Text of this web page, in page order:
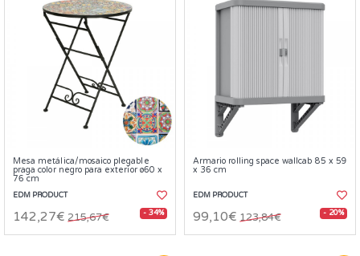
Mesa metálica/mosaico plegable
praga color negro para exterior ø60 x
76 cm
EDM PRODUCT
142,27€ 215,67€ - 34%
Armario rolling space wallcab 85 x 59
x 36 cm
EDM PRODUCT
99,10€ 123,84€ - 20%